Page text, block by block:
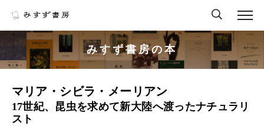
みすず書房の本
マリア・シビラ・メーリアン
17世紀、昆虫を求めて新大陸へ渡ったナチュラリ
スト